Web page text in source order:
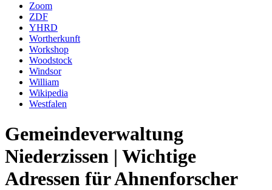
Zoom
ZDF
YHRD
Wortherkunft
Workshop
Woodstock
Windsor
William
Wikipedia
Westfalen
Gemeindeverwaltung
Niederzissen | Wichtige
Adressen für Ahnenforscher